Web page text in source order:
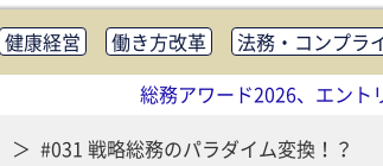
健康経営 働き方改革 法務・コンプラ
社外・社内広報 社外・社内コミュニ
助成金・補助金・コスト削減 アウトソ
総務アワード2026、エント
#031 戦略総務のパラダイム変換！？